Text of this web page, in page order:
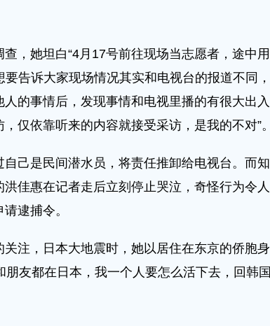
，她坦白“4月17号前往现场当志愿者，途中用
告诉大家现场情况其实和电视台的报道不同，
的事情后，发现事情和电视里播的有很大出入
仅依靠听来的内容就接受采访，是我的不对”。
己是民间潜水员，将责任推卸给电视台。而知
佳惠在记者走后立刻停止哭泣，奇怪行为令人
逮捕令。
注，日本大地震时，她以居住在东京的侨胞身
友都在日本，我一个人要怎么活下去，回韩国